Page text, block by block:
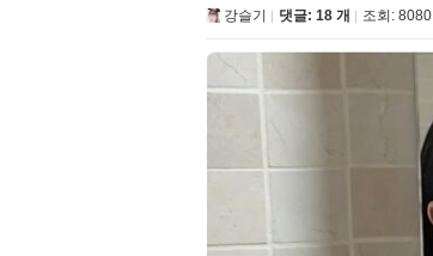
강슬기 댓글: 18 개 조회: 8080